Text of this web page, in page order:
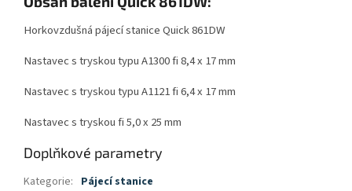
Horkovzdušná pájecí stanice Quick 861DW
Nastavec s tryskou typu A1300 fi 8,4 x 17 mm
Nastavec s tryskou typu A1121 fi 6,4 x 17 mm
Nastavec s tryskou fi 5,0 x 25 mm
Doplňkové parametry
Kategorie: Pájecí stanice